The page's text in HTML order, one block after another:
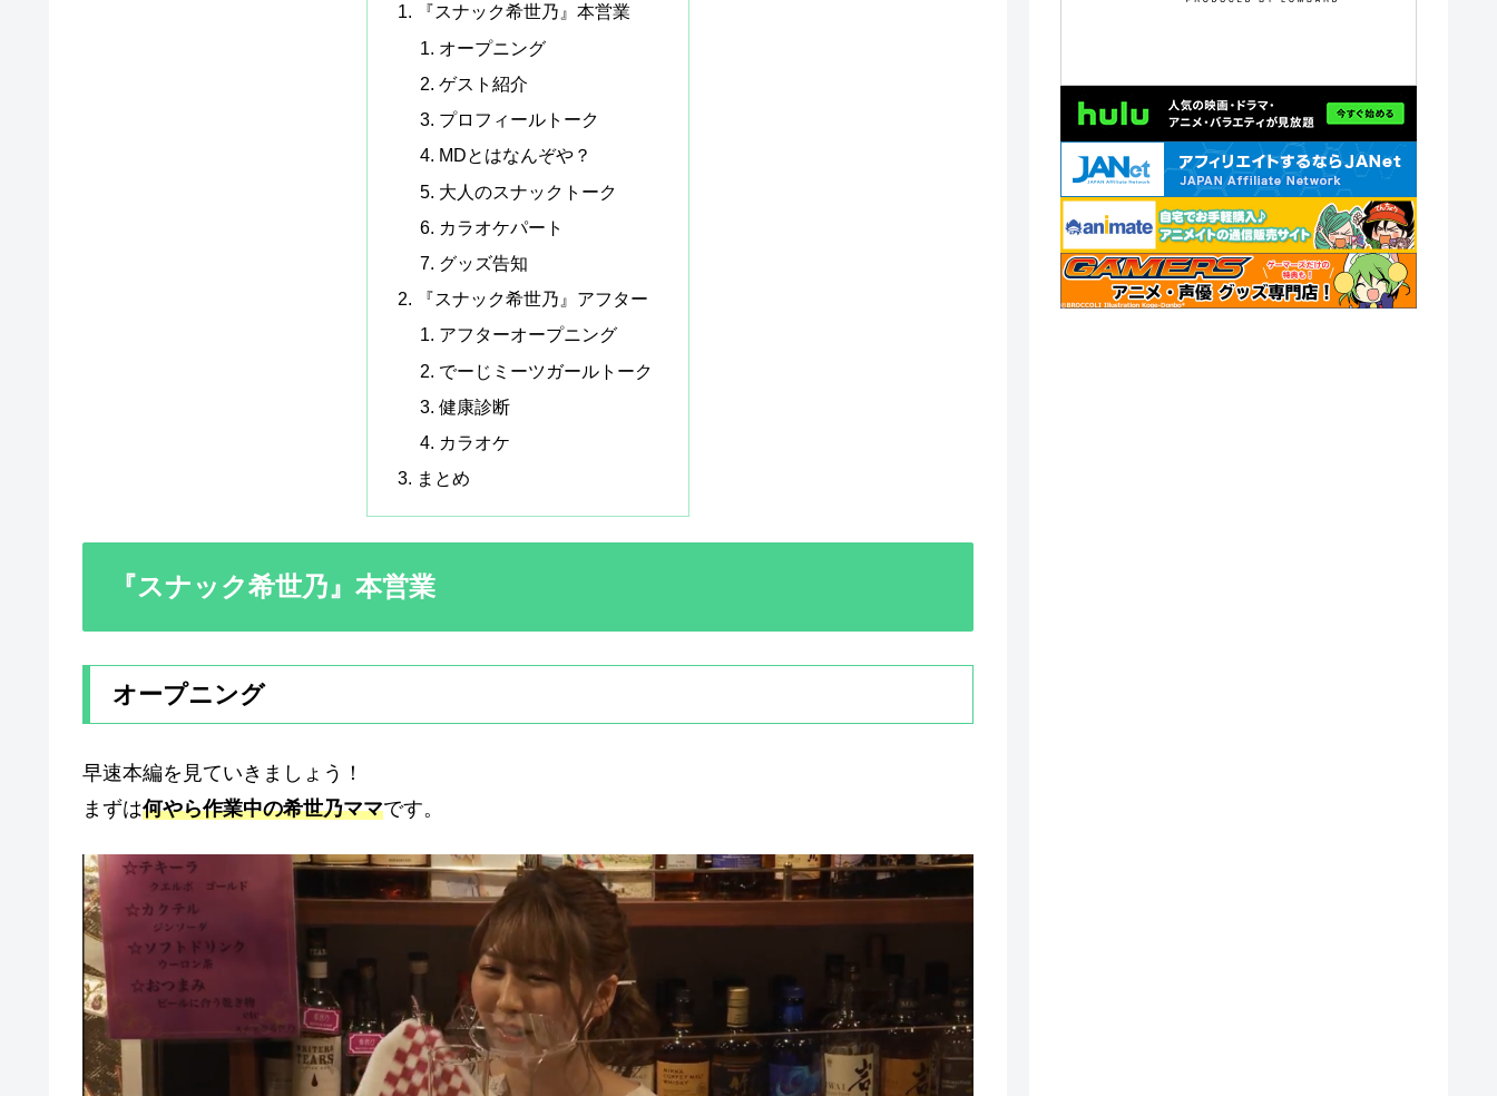
『スナック希世乃』本営業
オープニング
ゲスト紹介
プロフィールトーク
MDとはなんぞや？
大人のスナックトーク
カラオケパート
グッズ告知
『スナック希世乃』アフター
アフターオープニング
でーじミーツガールトーク
健康診断
カラオケ
まとめ
『スナック希世乃』本営業
オープニング
早速本編を見ていきましょう！
まずは何やら作業中の希世乃ママです。